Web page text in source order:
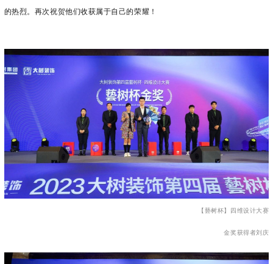
的热烈。再次祝贺他们收获属于自己的荣耀！
【兿树杯】四维设计大赛
金奖获得者刘庆